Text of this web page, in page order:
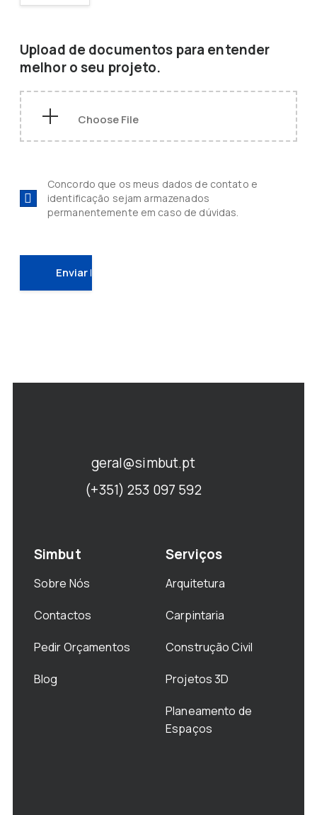
Upload de documentos para entender
melhor o seu projeto.
Concordo que os meus dados de contato e
identificação sejam armazenados
permanentemente em caso de dúvidas.
geral@simbut.pt
(+351) 253 097 592
Simbut
Sobre Nós
Contactos
Pedir Orçamentos
Blog
Serviços
Arquitetura
Carpintaria
Construção Civil
Projetos 3D
Planeamento de
Espaços